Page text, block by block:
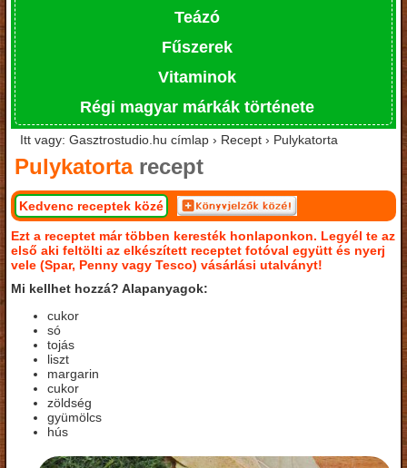
Teázó
Fűszerek
Vitaminok
Régi magyar márkák története
Itt vagy: Gasztrostudio.hu címlap › Recept › Pulykatorta
Pulykatortarecept
Kedvenc receptek közé
Ezt a receptet már többen keresték honlaponkon. Legyél te az
első aki feltölti az elkészített receptet fotóval együtt és nyerj
vele (Spar, Penny vagy Tesco) vásárlási utalványt!
Mi kellhet hozzá? Alapanyagok:
cukor
só
tojás
liszt
margarin
cukor
zöldség
gyümölcs
hús